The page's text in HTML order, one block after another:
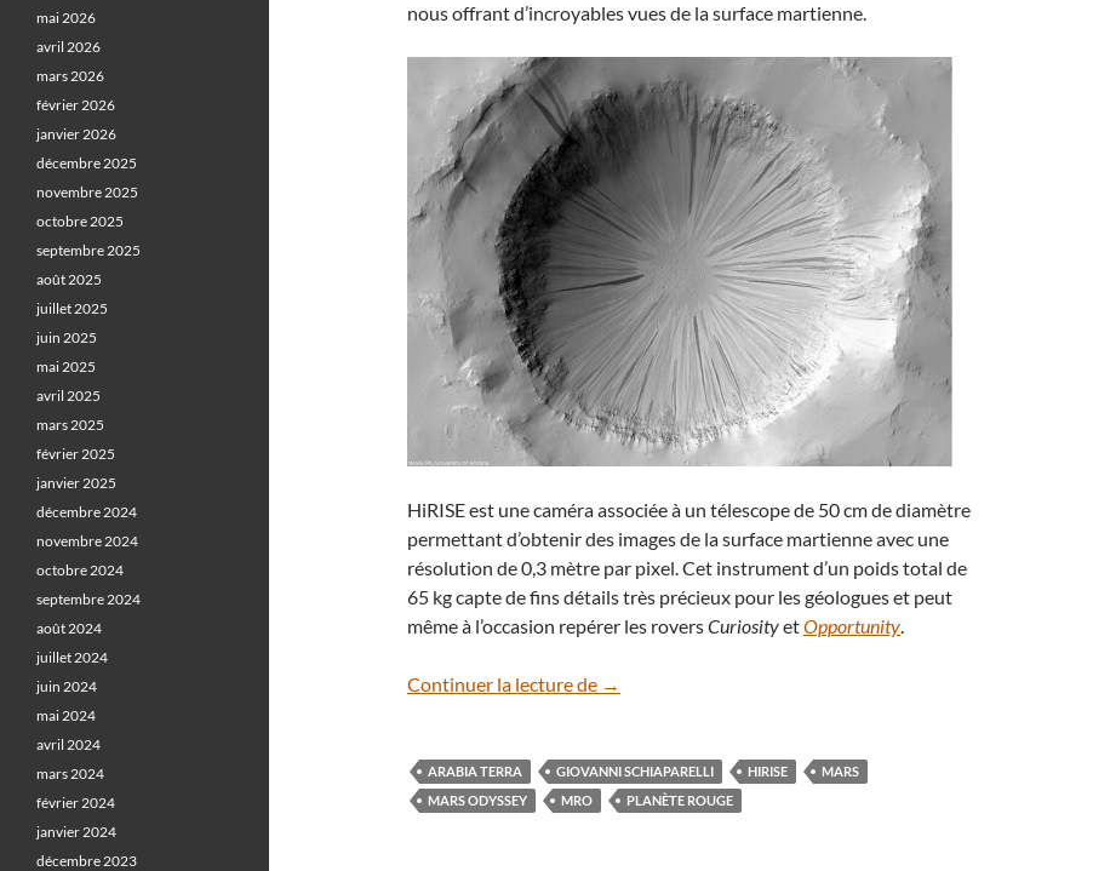
nous offrant d’incroyables vues de la surface martienne.
HiRISE est une caméra associée à un télescope de 50 cm de diamètre
permettant d’obtenir des images de la surface martienne avec une
résolution de 0,3 mètre par pixel. Cet instrument d’un poids total de
65 kg capte de fins détails très précieux pour les géologues et peut
même à l’occasion repérer les roversCuriosityetOpportunity.
Continuer la lecture de Sur Mars, les avalanches de poussières strient les cratères
→
ARABIA TERRA GIOVANNI SCHIAPARELLI HIRISE
MARS
MARS ODYSSEY
MRO PLANÈTE ROUGE
mai 2026
avril 2026
mars 2026
février 2026
janvier 2026
décembre 2025
novembre 2025
octobre 2025
septembre 2025
août 2025
juillet 2025
juin 2025
mai 2025
avril 2025
mars 2025
février 2025
janvier 2025
décembre 2024
novembre 2024
octobre 2024
septembre 2024
août 2024
juillet 2024
juin 2024
mai 2024
avril 2024
mars 2024
février 2024
janvier 2024
décembre 2023